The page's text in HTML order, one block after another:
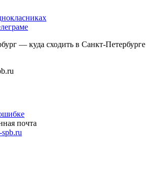
— куда сходить в Санкт-Петербурге
почта